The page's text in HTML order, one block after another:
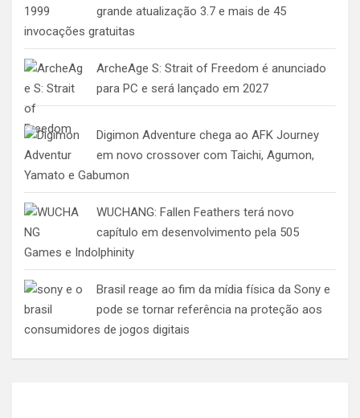
grande atualização 3.7 e mais de 45
invocações gratuitas
ArcheAge S: Strait of Freedom é anunciado
para PC e será lançado em 2027
Digimon Adventure chega ao AFK Journey
em novo crossover com Taichi, Agumon,
Yamato e Gabumon
WUCHANG: Fallen Feathers terá novo
capítulo em desenvolvimento pela 505
Games e Indolphinity
Brasil reage ao fim da mídia física da Sony e
pode se tornar referência na proteção aos
consumidores de jogos digitais